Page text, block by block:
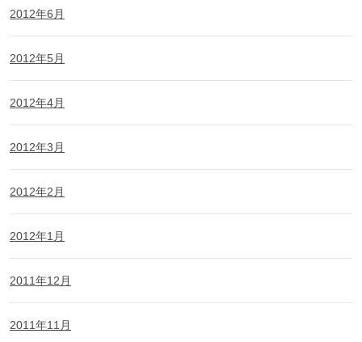
2012年6月
2012年5月
2012年4月
2012年3月
2012年2月
2012年1月
2011年12月
2011年11月